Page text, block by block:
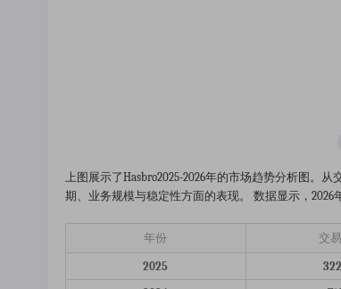
上图展示了hasbro2025-2026年的市场趋势分析图。
期、业务规模与稳定性方面的表现。 数据显示，2026
年份 交
2025